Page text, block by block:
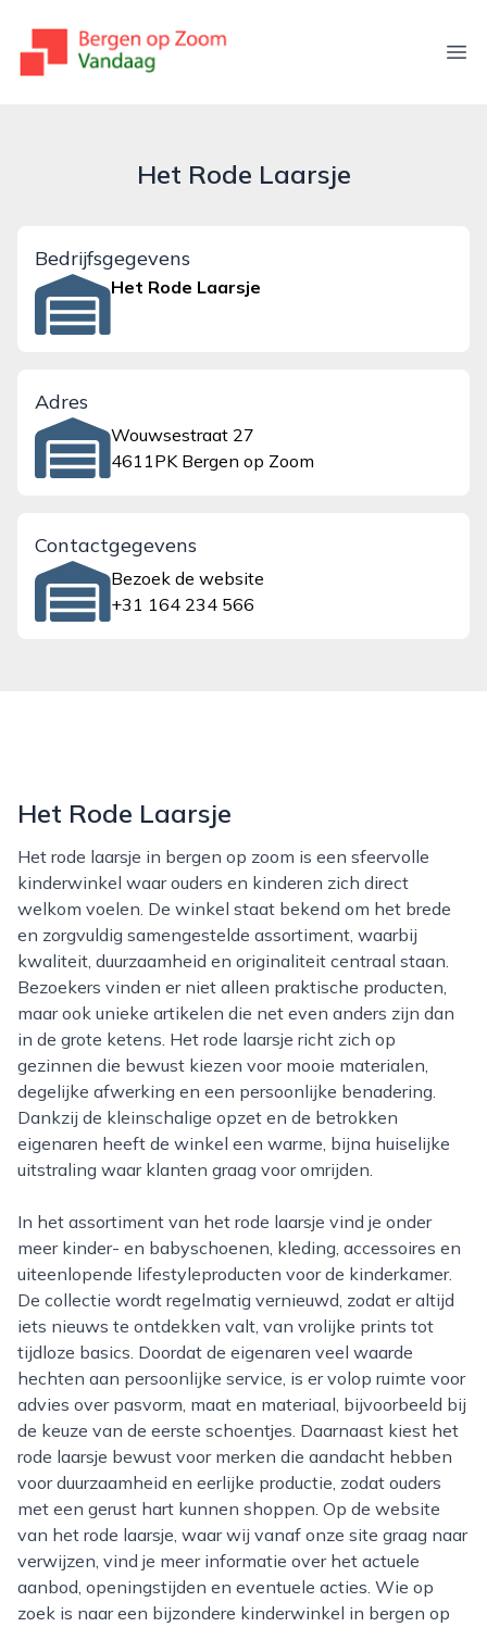
bergenopzoomvandaag.nl
Het Rode Laarsje
Bedrijfsgegevens
Het Rode Laarsje
Adres
Wouwsestraat 27
4611PK Bergen op Zoom
Contactgegevens
Bezoek de website
+31 164 234 566
Het Rode Laarsje
Het rode laarsje in bergen op zoom is een sfeervolle
kinderwinkel waar ouders en kinderen zich direct
welkom voelen. De winkel staat bekend om het brede
en zorgvuldig samengestelde assortiment, waarbij
kwaliteit, duurzaamheid en originaliteit centraal staan.
Bezoekers vinden er niet alleen praktische producten,
maar ook unieke artikelen die net even anders zijn dan
in de grote ketens. Het rode laarsje richt zich op
gezinnen die bewust kiezen voor mooie materialen,
degelijke afwerking en een persoonlijke benadering.
Dankzij de kleinschalige opzet en de betrokken
eigenaren heeft de winkel een warme, bijna huiselijke
uitstraling waar klanten graag voor omrijden.
In het assortiment van het rode laarsje vind je onder
meer kinder- en babyschoenen, kleding, accessoires en
uiteenlopende lifestyleproducten voor de kinderkamer.
De collectie wordt regelmatig vernieuwd, zodat er altijd
iets nieuws te ontdekken valt, van vrolijke prints tot
tijdloze basics. Doordat de eigenaren veel waarde
hechten aan persoonlijke service, is er volop ruimte voor
advies over pasvorm, maat en materiaal, bijvoorbeeld bij
de keuze van de eerste schoentjes. Daarnaast kiest het
rode laarsje bewust voor merken die aandacht hebben
voor duurzaamheid en eerlijke productie, zodat ouders
met een gerust hart kunnen shoppen. Op de website
van het rode laarsje, waar wij vanaf onze site graag naar
verwijzen, vind je meer informatie over het actuele
aanbod, openingstijden en eventuele acties. Wie op
zoek is naar een bijzondere kinderwinkel in bergen op